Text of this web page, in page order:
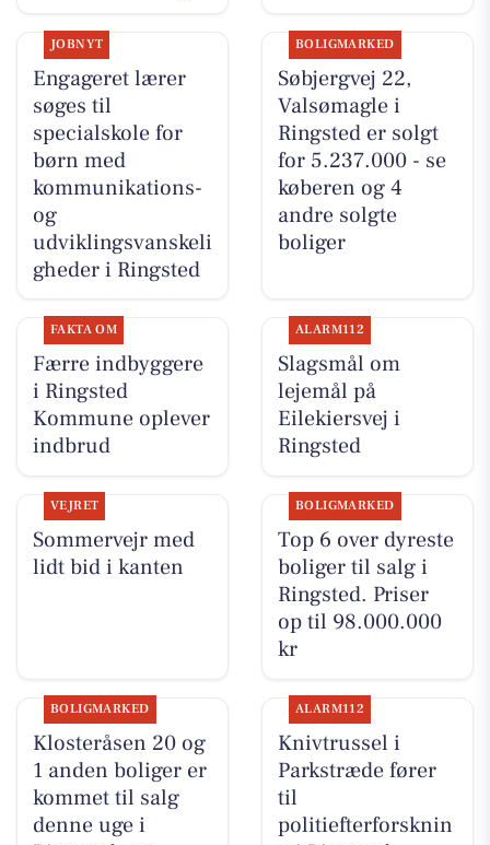
JOBNYT
Engageret lærer
søges til
specialskole for
børn med
kommunikations-
og
udviklingsvanskeli
gheder i Ringsted
BOLIGMARKED
Søbjergvej 22,
Valsømagle i
Ringsted er solgt
for 5.237.000 - se
køberen og 4
andre solgte
boliger
FAKTA OM
Færre indbyggere
i Ringsted
Kommune oplever
indbrud
ALARM112
Slagsmål om
lejemål på
Eilekiersvej i
Ringsted
VEJRET
Sommervejr med
lidt bid i kanten
BOLIGMARKED
Top 6 over dyreste
boliger til salg i
Ringsted. Priser
op til 98.000.000
kr
BOLIGMARKED
Klosteråsen 20 og
1 anden boliger er
kommet til salg
denne uge i
ALARM112
Knivtrussel i
Parkstræde fører
til
politiefterforsknin